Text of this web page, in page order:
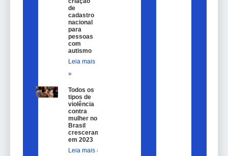
de
cadastro
nacional
para
pessoas
com
autismo
Leia mais
»
Todos os
tipos de
violência
contra
mulher no
Brasil
cresceram
em 2023
Leia mais »